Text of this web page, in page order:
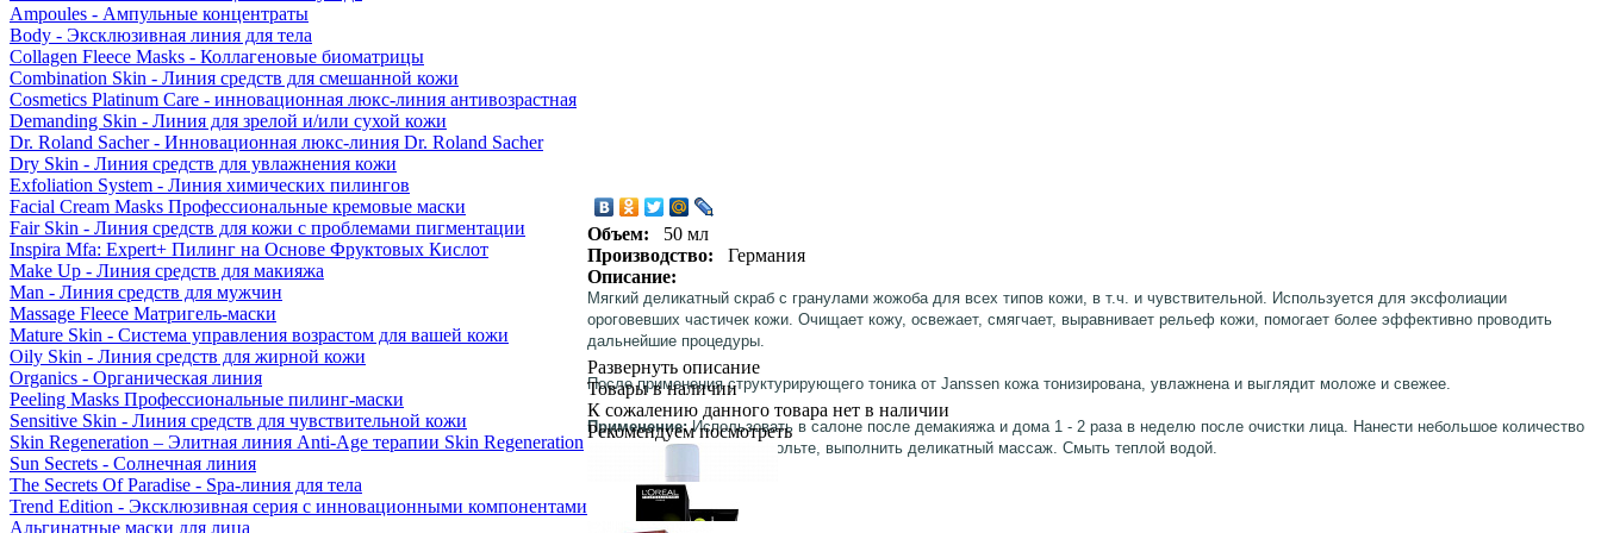
Ampoules - Ампульные концентраты
Body - Эксклюзивная линия для тела
Collagen Fleece Masks - Коллагеновые биоматрицы
Combination Skin - Линия средств для смешанной кожи
Cosmetics Platinum Care - инновационная люкс-линия антивозрастная
Demanding Skin - Линия для зрелой и/или сухой кожи
Dr. Roland Sacher - Инновационная люкс-линия Dr. Roland Sacher
Dry Skin - Линия средств для увлажнения кожи
Exfoliation System - Линия химических пилингов
Facial Cream Masks Профессиональные кремовые маски
Fair Skin - Линия средств для кожи с проблемами пигментации
Inspira Mfa: Expert+ Пилинг на Основе Фруктовых Кислот
Make Up - Линия средств для макияжа
Man - Линия средств для мужчин
Massage Fleece Матригель-маски
Mature Skin - Система управления возрастом для вашей кожи
Oily Skin - Линия средств для жирной кожи
Organics - Органическая линия
Peeling Masks Профессиональные пилинг-маски
Sensitive Skin - Линия средств для чувствительной кожи
Skin Regeneration – Элитная линия Anti-Age терапии Skin Regeneration
Sun Secrets - Солнечная линия
The Secrets Of Paradise - Spa-линия для тела
Trend Edition - Эксклюзивная серия с инновационными компонентами
Альгинатные маски для лица
Объем:
50 мл
Производство:
Германия
Описание:
Мягкий деликатный скраб с гранулами жожоба для всех типов кожи, в т.ч. и чувствительной. Используется для эксфолиации
ороговевших частичек кожи. Очищает кожу, освежает, смягчает, выравнивает рельеф кожи, помогает более эффективно проводить
дальнейшие процедуры.
После применения структурирующего тоника от Janssen кожа тонизирована, увлажнена и выглядит моложе и свежее.
Применение:Использовать в салоне после демакияжа и дома 1 - 2 раза в неделю после очистки лица. Нанести небольшое количество
крема на лицо, шею и декольте, выполнить деликатный массаж. Смыть теплой водой.
Развернуть описание
Товары в наличии
К сожалению данного товара нет в наличии
Рекомендуем посмотреть